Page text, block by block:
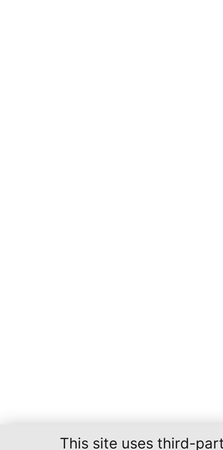
This site uses third-